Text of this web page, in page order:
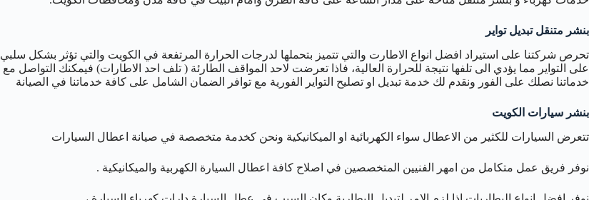
بنشر متنقل تبديل تواير
تحرص شركتنا على استيراد افضل انواع الاطارت والتي تتميز بتحملها لدرجات الحرارة المرتفعة في الكويت والتي تؤثر بشكل سلبي
على التواير مما يؤدي الى تلفها نتيجة للحرارة العالية، فاذا تعرضت لاحد المواقف الطارئة ( تلف احد الاطارات) فيمكنك التواصل مع
خدماتنا نصلك على الفور ونقدم لك خدمة تبديل او تصليح التواير الفورية مع توافر الضمان الشامل على كافة خدماتنا في الصيانة
بنشر سيارات الكويت
تتعرض السيارات للكثير من الاعطال سواء الكهربائية او الميكانيكية ونحن كخدمة متخصصة في صيانة اعطال السيارات
نوفر فريق عمل متكامل من امهر الفنيين المتخصصين في اصلاح كافة اعطال السيارة الكهربية والميكانيكية .